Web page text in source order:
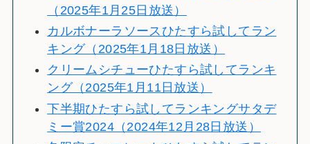
（2025年1月25日放送）
カルボナーラソースひたすら試してラン
キング（2025年1月18日放送）
クリームシチューひたすら試してランキ
ング（2025年1月11日放送）
下半期ひたすら試してランキングサタデ
ミー賞2024（2024年12月28日放送）